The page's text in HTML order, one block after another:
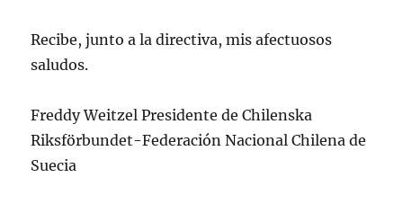
Recibe, junto a la directiva, mis afectuosos
saludos.
Freddy Weitzel Presidente de Chilenska
Riksförbundet-Federación Nacional Chilena de
Suecia